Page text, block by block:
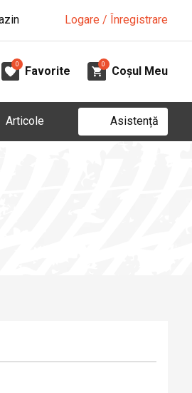
Logare / Înregistrare
0
Favorite
0
Coșul Meu
Articole Asistență